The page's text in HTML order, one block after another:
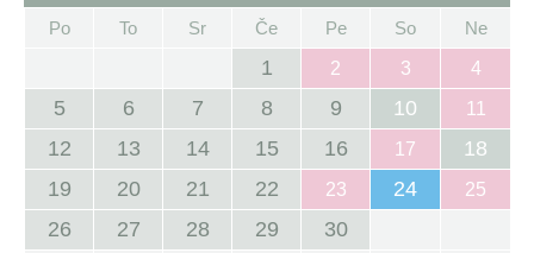
Po To Sr Če Pe So Ne
1 2 3 4
5 6 7 8 9 10 11
12 13 14 15 16 17
18
19
20 21 22 23 24 25
26 27 28 29 30